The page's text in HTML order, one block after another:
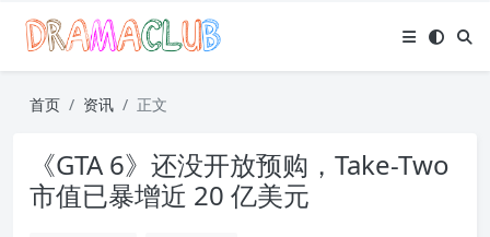
首页 资讯 正文
《GTA 6》还没开放预购，Take-Two
市值已暴增近 20 亿美元